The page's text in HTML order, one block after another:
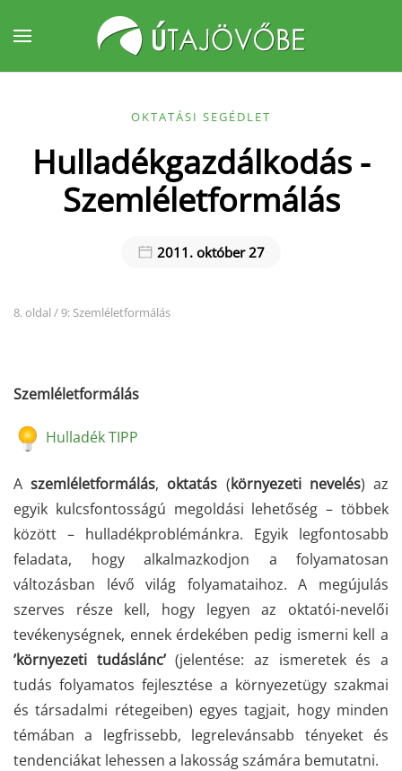
Fő tartalom átugrása
OKTATÁSI SEGÉDLET
Hulladékgazdálkodás -
Szemléletformálás
2011. október 27
8. oldal / 9: Szemléletformálás
Szemléletformálás
Hulladék TIPP
Aszemléletformálás, oktatás (környezeti nevelés) az
egyik kulcsfontosságú megoldási lehetőség – többek
között – hulladékproblémánkra. Egyik legfontosabb
feladata, hogy alkalmazkodjon a folyamatosan
változásban lévő világ folyamataihoz. A megújulás
szerves része kell, hogy legyen az oktatói-nevelői
tevékenységnek, ennek érdekében pedig ismerni kell a
’környezeti tudáslánc’(jelentése: az ismeretek és a
tudás folyamatos fejlesztése a környezetügy szakmai
és társadalmi rétegeiben) egyes tagjait, hogy minden
témában a legfrissebb, legrelevánsabb tényeket és
tendenciákat lehessen a lakosság számára bemutatni.